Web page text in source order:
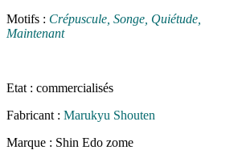
Motifs : Crépuscule, Songe, Quiétude,
Maintenant
Etat : commercialisés
Fabricant : Marukyu Shouten
Marque : Shin Edo zome